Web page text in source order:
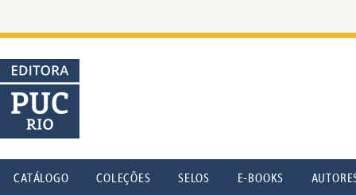
CATÁLOGO COLEÇÕES SELOS E-BOOKS